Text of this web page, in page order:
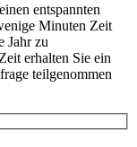
entspannten
Minuten Zeit
Jahr zu
erhalten Sie ein
teilgenommen